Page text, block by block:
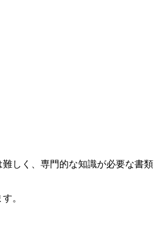
しく、専門的な知識が必要な書類
。